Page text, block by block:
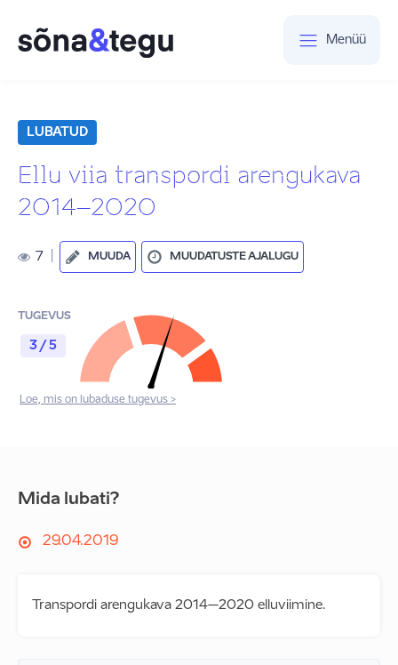
Menüü
LUBATUD
Ellu viia transpordi arengukava
2014–2020
7 MUUDA MUUDATUSTE AJALUGU
TUGEVUS
3 / 5
Loe, mis on lubaduse tugevus >
Mida lubati?
29.04.2019
Transpordi arengukava 2014–2020 elluviimine.